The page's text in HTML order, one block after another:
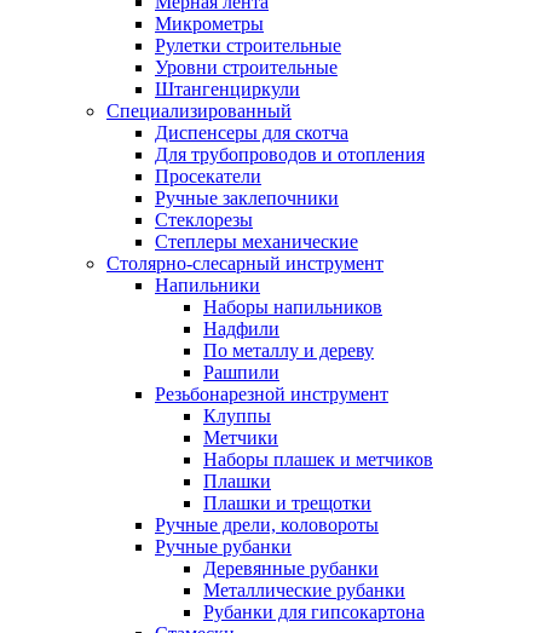
Микрометры
Рулетки строительные
Уровни строительные
Штангенциркули
Специализированный
Диспенсеры для скотча
Для трубопроводов и отопления
Просекатели
Ручные заклепочники
Стеклорезы
Степлеры механические
Столярно-слесарный инструмент
Напильники
Наборы напильников
Надфили
По металлу и дереву
Рашпили
Резьбонарезной инструмент
Клуппы
Метчики
Наборы плашек и метчиков
Плашки
Плашки и трещотки
Ручные дрели, коловороты
Ручные рубанки
Деревянные рубанки
Металлические рубанки
Рубанки для гипсокартона